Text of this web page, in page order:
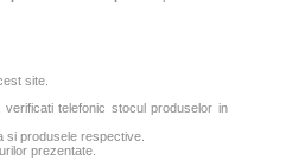
site.
telefonic stocul produselor in
si produsele respective.
prezentate.